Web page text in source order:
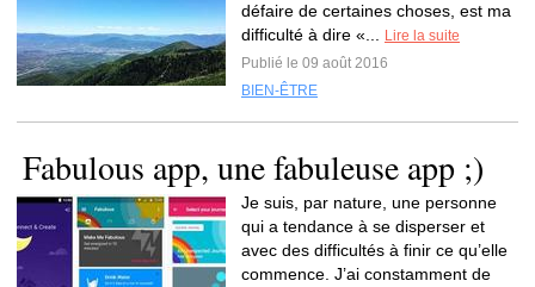
défaire de certaines choses, est ma
difficulté à dire «...
Lire la suite
Publié le 09 août 2016
BIEN-ÊTRE
Fabulous app, une fabuleuse app ;)
Je suis, par nature, une personne
qui a tendance à se disperser et
avec des difficultés à finir ce qu’elle
commence. J’ai constamment de